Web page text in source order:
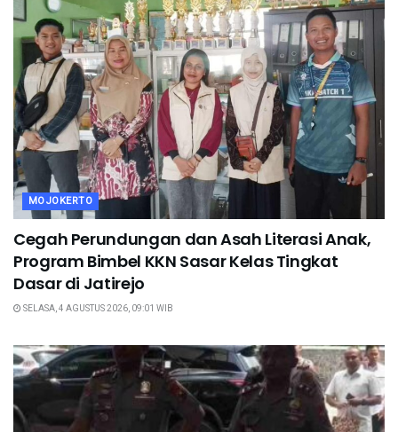
MOJOKERTO
Cegah Perundungan dan Asah Literasi Anak,
Program Bimbel KKN Sasar Kelas Tingkat
Dasar di Jatirejo
SELASA, 4 AGUSTUS 2026, 09:01 WIB